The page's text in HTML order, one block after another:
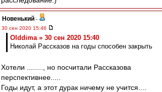
Новенький -
30 сен 2020 15:46
Olddima » 30 сен 2020 15:40
Николай Рассказов на годы способен закрыть
Хотели ........, но посчитали Рассказова
перспективнее.....
Годы идут, а этот дурак ничему не учится....